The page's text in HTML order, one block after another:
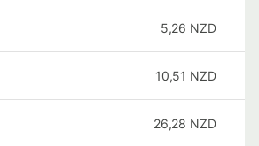
5,26 NZD
10,51 NZD
26,28 NZD